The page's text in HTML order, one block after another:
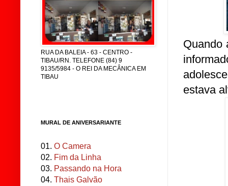
Quando
estava
RUA DA BALEIA - 63 - CENTRO -
TIBAU/RN. TELEFONE (84) 9
9135/5984 - O REI DA MECÂNICA EM
TIBAU
MURAL DE ANIVERSARIANTE
01. O Camera
02. Fim da Linha
03. Passando na Hora
04. Thais Galvão